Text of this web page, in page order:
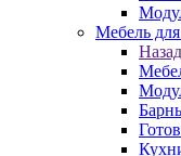
Мебель
Назад